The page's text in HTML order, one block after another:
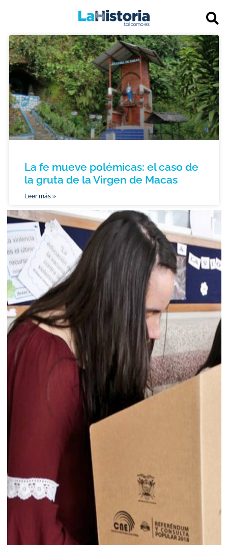
La fe mueve polémicas: el caso de
la gruta de la Virgen de Macas
Leer más »